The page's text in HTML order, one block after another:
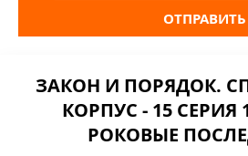
ОТПРАВИТЬ
ЗАКОН И ПОРЯДОК.
КОРПУС - 15 СЕРИЯ
РОКОВЫЕ